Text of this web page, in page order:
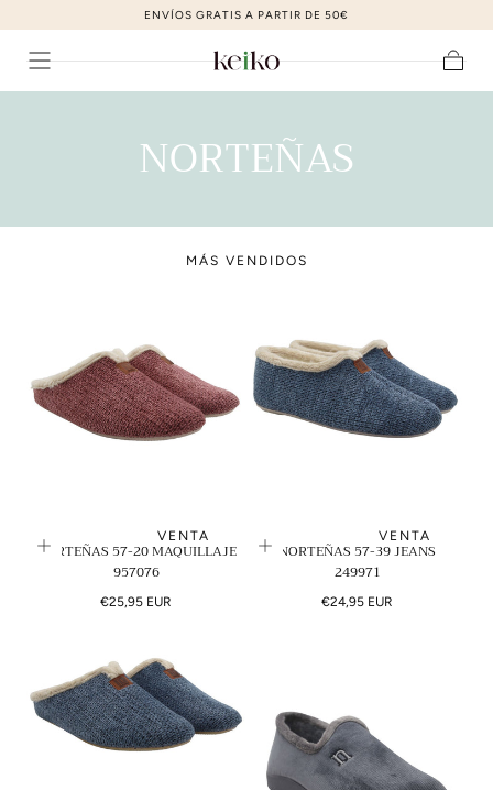
ir al contenido
ENVÍOS GRATIS A PARTIR DE 50€
C
C
C
I
N
:
NORTEÑAS
MÁS VENDIDOS
VENTA
NORTEÑAS 57-20 MAQUILLAJE
957076
Precio
€25,95 EUR
VENTA
NORTEÑAS 57-39 JEANS
249971
Precio
€24,95 EUR